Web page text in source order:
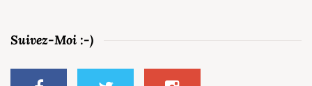
Suivez-Moi :-)